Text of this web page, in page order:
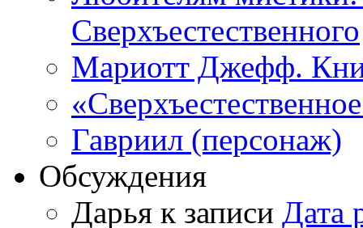
Сверхъестественного
Мариотт Джефф.
Гавриил (персонаж)
Обсуждения
Дарья к записи Дата